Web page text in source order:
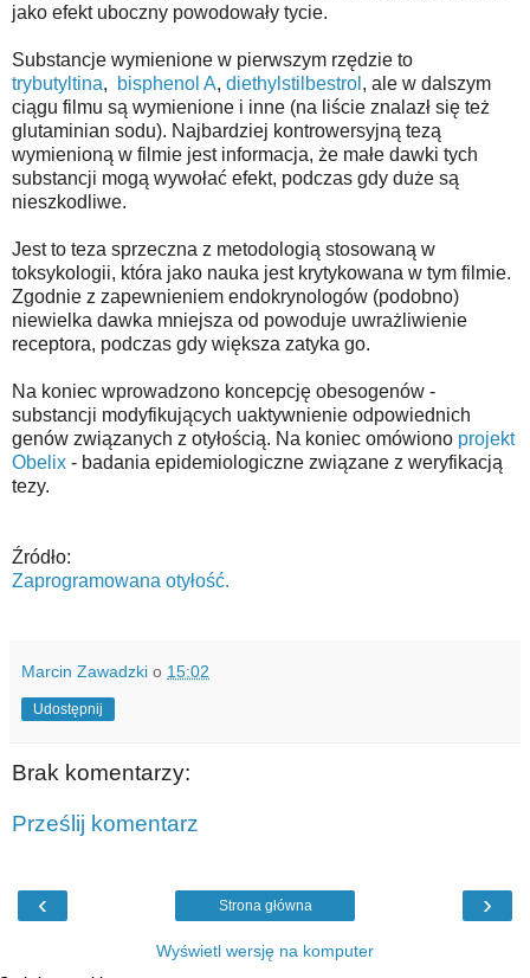
jako efekt uboczny powodowały tycie.
Substancje wymienione w pierwszym rzędzie to
trybutyltina, bisphenol A, diethylstilbestrol , ale w dalszym
ciągu filmu są wymienione i inne (na liście znalazł się też
glutaminian sodu). Najbardziej kontrowersyjną tezą
wymienioną w filmie jest informacja, że małe dawki tych
substancji mogą wywołać efekt, podczas gdy duże są
nieszkodliwe.
Jest to teza sprzeczna z metodologią stosowaną w
toksykologii, która jako nauka jest krytykowana w tym filmie.
Zgodnie z zapewnieniem endokrynologów (podobno)
niewielka dawka mniejsza od powoduje uwrażliwienie
receptora, podczas gdy większa zatyka go.
Na koniec wprowadzono koncepcję obesogenów -
substancji modyfikujących uaktywnienie odpowiednich
genów związanych z otyłością. Na koniec omówiono projekt
Obelix - badania epidemiologiczne związane z weryfikacją
tezy.
Źródło:
Zaprogramowana otyłość.
Marcin Zawadzki o 15:02
Udostępnij
Brak komentarzy:
Prześlij komentarz
‹ ›
Strona główna
Wyświetl wersję na komputer